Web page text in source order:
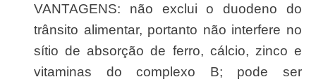
VANTAGENS: não exclui o duodeno do
trânsito alimentar, portanto não interfere no
sítio de absorção de ferro, cálcio, zinco e
vitaminas do complexo B; pode ser